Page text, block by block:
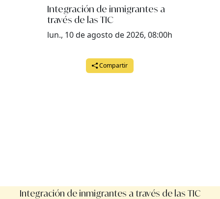
Integración de inmigrantes a
través de las TIC
lun., 10 de agosto de 2026, 08:00h
Compartir
Integración de inmigrantes a través de las TIC